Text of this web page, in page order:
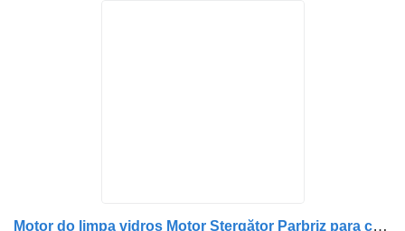
Motor do limpa vidros Motor Ștergător Parbriz para camião Mercedes-Benz A0058209642/A0058209842 24V